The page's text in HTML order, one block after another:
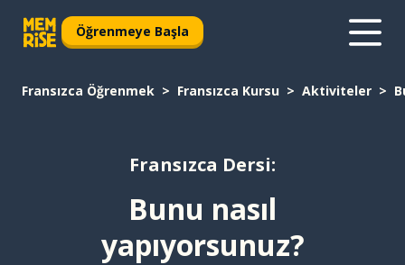
Öğrenmeye Başla
Fransızca Öğrenmek Fransızca Kursu Aktiviteler
Fransızca Dersi:
Bunu nasıl
yapıyorsunuz?